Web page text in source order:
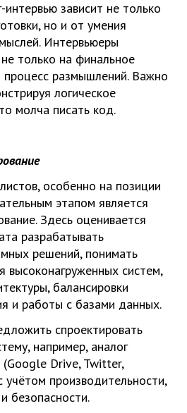
зависит не только
но и от умения
Интервьюеры
только на финальное
размышлений. Важно
логическое
молча писать код.
особенно на позиции
этапом является
Здесь оценивается
разрабатывать
решений, понимать
высоконагруженных систем,
балансировки
и работы с базами данных.
спроектировать
например, аналог
(Google Drive, Twitter,
учётом производительности,
безопасности.